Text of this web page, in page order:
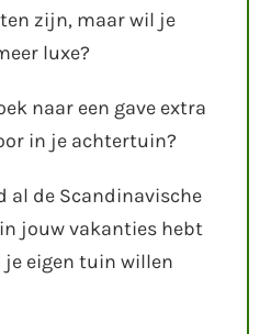
zijn, maar wil je
luxe?
naar een gave extra
in je achtertuin?
al de Scandinavische
jouw vakanties hebt
je eigen tuin willen